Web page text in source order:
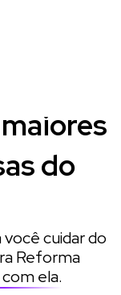
do
cuidar do
Reforma
ela.